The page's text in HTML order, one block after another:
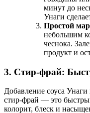
минут до
Унаги
Простой
небольшим
чеснока.
продукт и
3. Стир-фрай:
Добавление соуса
стир-фрай — это
колорит, блеск и